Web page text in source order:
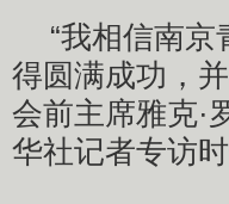
“我相信南
得圆满成功，
会前主席雅克·
华社记者专访时